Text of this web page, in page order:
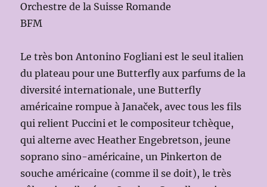
Orchestre de la Suisse Romande
BFM
Le très bon Antonino Fogliani est le seul italien
du plateau pour une Butterfly aux parfums de la
diversité internationale, une Butterfly
américaine rompue à Janaček, avec tous les fils
qui relient Puccini et le compositeur tchèque,
qui alterne avec Heather Engebretson, jeune
soprano sino-américaine, un Pinkerton de
souche américaine (comme il se doit), le très